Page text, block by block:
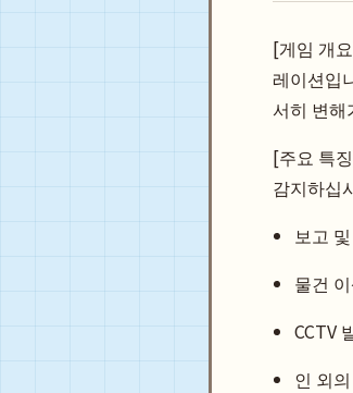
[게임 개
레이션입
서히 변해
[주요 특
감지하십
보고
물건
CCTV
인 외